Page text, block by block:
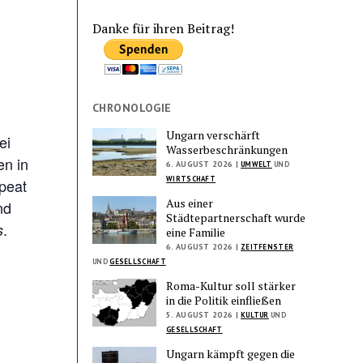
in
.
Danke für ihren Beitrag!
CHRONOLOGIE
Ungarn verschärft
Wasserbeschränkungen
6. AUGUST 2026 | UMWELT UND
WIRTSCHAFT
Aus einer
Städtepartnerschaft wurde
eine Familie
6. AUGUST 2026 | ZEITFENSTER
UNDGESELLSCHAFT
Roma-Kultur soll stärker
in die Politik einfließen
5. AUGUST 2026 | KULTUR UND
GESELLSCHAFT
Ungarn kämpft gegen die